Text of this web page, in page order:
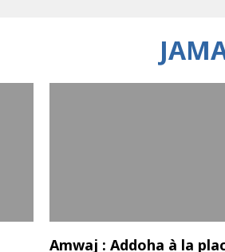
Amwaj : Addoha à la